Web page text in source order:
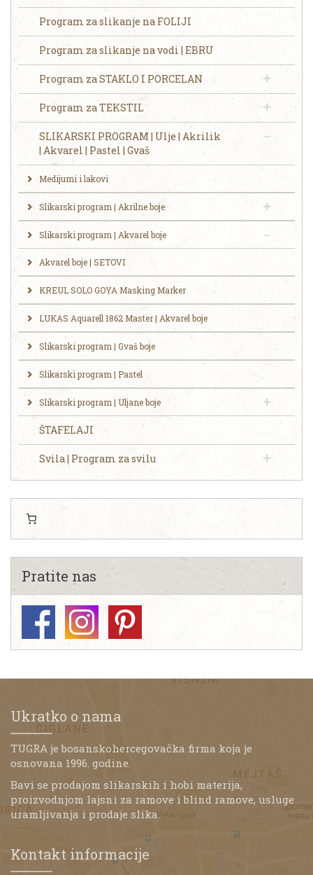
Program za slikanje na FOLIJI
Program za slikanje na vodi | EBRU
Program za STAKLO I PORCELAN
Program za TEKSTIL
SLIKARSKI PROGRAM | Ulje | Akrilik
| Akvarel | Pastel | Gvaš
Medijumi i lakovi
Slikarski program | Akrilne boje
Slikarski program | Akvarel boje
Akvarel boje | SETOVI
KREUL SOLO GOYA Masking Marker
LUKAS Aquarell 1862 Master | Akvarel boje
Slikarski program | Gvaš boje
Slikarski program | Pastel
Slikarski program | Uljane boje
ŠTAFELAJI
Svila | Program za svilu
Pratite nas
Ukratko o nama
TUGRA je bosanskohercegovačka firma koja je
osnovana 1996. godine.
Bavi se prodajom slikarskih i hobi materija,
proizvodnjom lajsni za ramove i blind ramove, usluge
uramljivanja i prodaje slika.
Kontakt informacije